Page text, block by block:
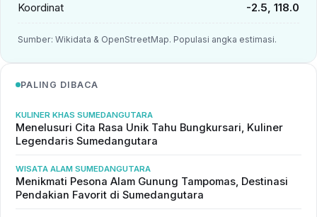
Koordinat -2.5, 118.0
Sumber: Wikidata & OpenStreetMap. Populasi angka estimasi.
PALING DIBACA
KULINER KHAS SUMEDANGUTARA
Menelusuri Cita Rasa Unik Tahu Bungkursari, Kuliner
Legendaris Sumedangutara
WISATA ALAM SUMEDANGUTARA
Menikmati Pesona Alam Gunung Tampomas, Destinasi
Pendakian Favorit di Sumedangutara